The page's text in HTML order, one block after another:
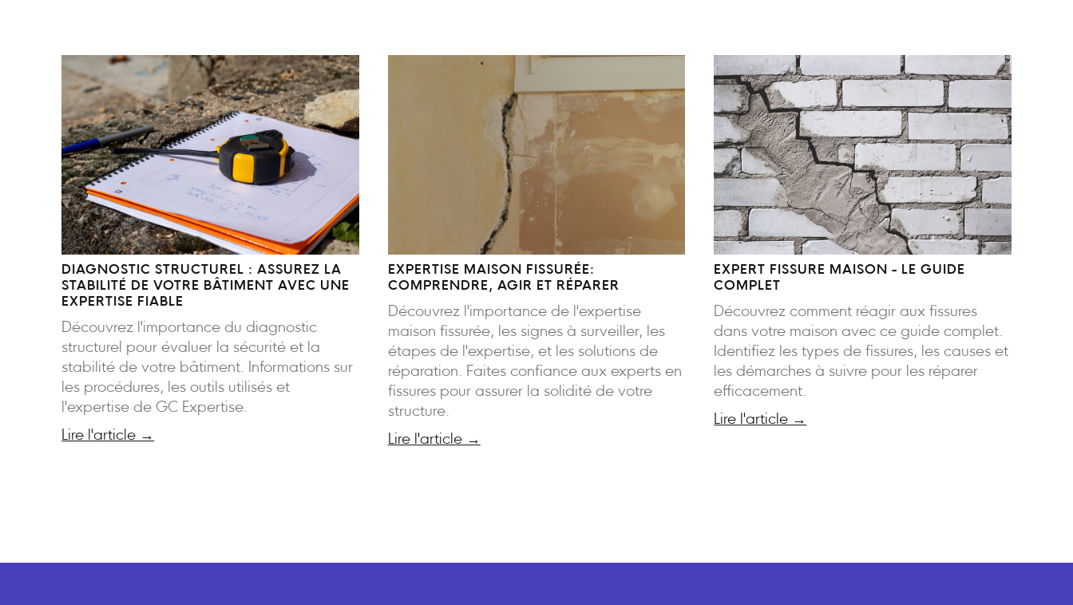
DIAGNOSTIC STRUCTUREL : ASSUREZ LA
STABILITÉ DE VOTRE BÂTIMENT AVEC UNE
EXPERTISE FIABLE
Découvrez l'importance du diagnostic
structurel pour évaluer la sécurité et la
stabilité de votre bâtiment. Informations sur
les procédures, les outils utilisés et
l'expertise de GC Expertise.
Lire l'article →
EXPERTISE MAISON FISSURÉE:
COMPRENDRE, AGIR ET RÉPARER
Découvrez l'importance de l'expertise
maison fissurée, les signes à surveiller, les
étapes de l'expertise, et les solutions de
réparation. Faites confiance aux experts en
fissures pour assurer la solidité de votre
structure.
Lire l'article →
EXPERT FISSURE MAISON - LE GUIDE
COMPLET
Découvrez comment réagir aux fissures
dans votre maison avec ce guide complet.
Identifiez les types de fissures, les causes et
les démarches à suivre pour les réparer
efficacement.
Lire l'article →